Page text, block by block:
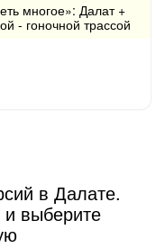
многое»: Далат +
- гоночной трассой
в Далате.
и выберите